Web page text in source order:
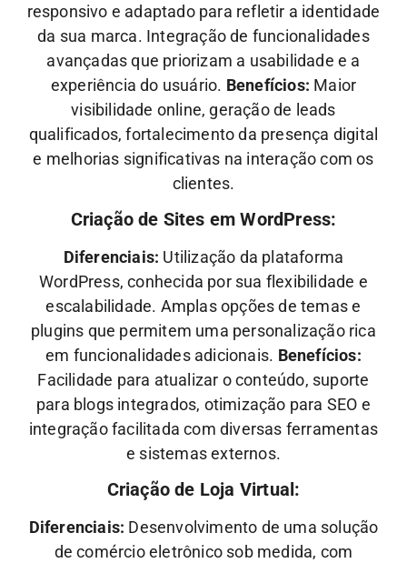
responsivo e adaptado para refletir a identidade
da sua marca. Integração de funcionalidades
avançadas que priorizam a usabilidade e a
experiência do usuário. Benefícios: Maior
visibilidade online, geração de leads
qualificados, fortalecimento da presença digital
e melhorias significativas na interação com os
clientes.
Criação de Sites em WordPress:
Diferenciais: Utilização da plataforma
WordPress, conhecida por sua flexibilidade e
escalabilidade. Amplas opções de temas e
plugins que permitem uma personalização rica
em funcionalidades adicionais. Benefícios:
Facilidade para atualizar o conteúdo, suporte
para blogs integrados, otimização para SEO e
integração facilitada com diversas ferramentas
e sistemas externos.
Criação de Loja Virtual:
Diferenciais: Desenvolvimento de uma solução
de comércio eletrônico sob medida, com